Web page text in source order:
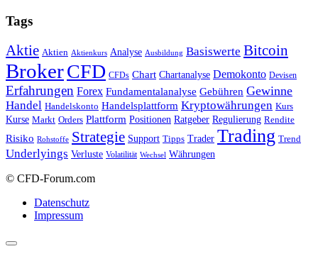
Tags
Aktie Aktien Aktienkurs Analyse Ausbildung Basiswerte Bitcoin
BrokerCFD CFDs Chart Chartanalyse Demokonto Devisen
Erfahrungen Forex Fundamentalanalyse Gebühren Gewinne
Handel Handelskonto Handelsplattform Kryptowährungen Kurs
Kurse Markt Orders Plattform Positionen Ratgeber Regulierung Rendite
Risiko Rohstoffe Strategie Support Tipps Trader Trading Trend
Underlyings Verluste Volatilität Wechsel Währungen
© CFD-Forum.com
Datenschutz
Impressum